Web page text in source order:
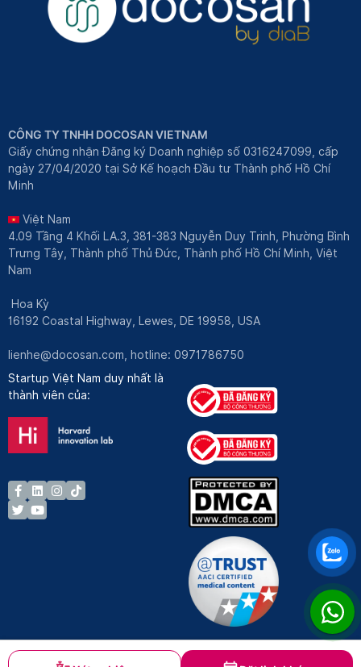
CÔNG TY TNHH DOCOSAN VIETNAM
Giấy chứng nhận Đăng ký Doanh nghiệp số 0316247099, cấp
ngày 27/04/2020 tại Sở Kế hoạch Đầu tư Thành phố Hồ Chí
Minh
Việt Nam
4.09 Tầng 4 Khối LA.3, 381-383 Nguyễn Duy Trinh, Phường Bình
Trưng Tây, Thành phố Thủ Đức, Thành phố Hồ Chí Minh, Việt
Nam
Hoa Kỳ
16192 Coastal Highway, Lewes, DE 19958, USA
lienhe@docosan.com , hotline: 0971786750
Startup Việt Nam duy nhất là
thành viên của: